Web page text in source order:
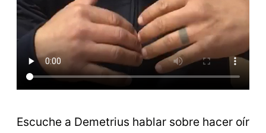
Escuche a Demetrius hablar sobre hacer oír